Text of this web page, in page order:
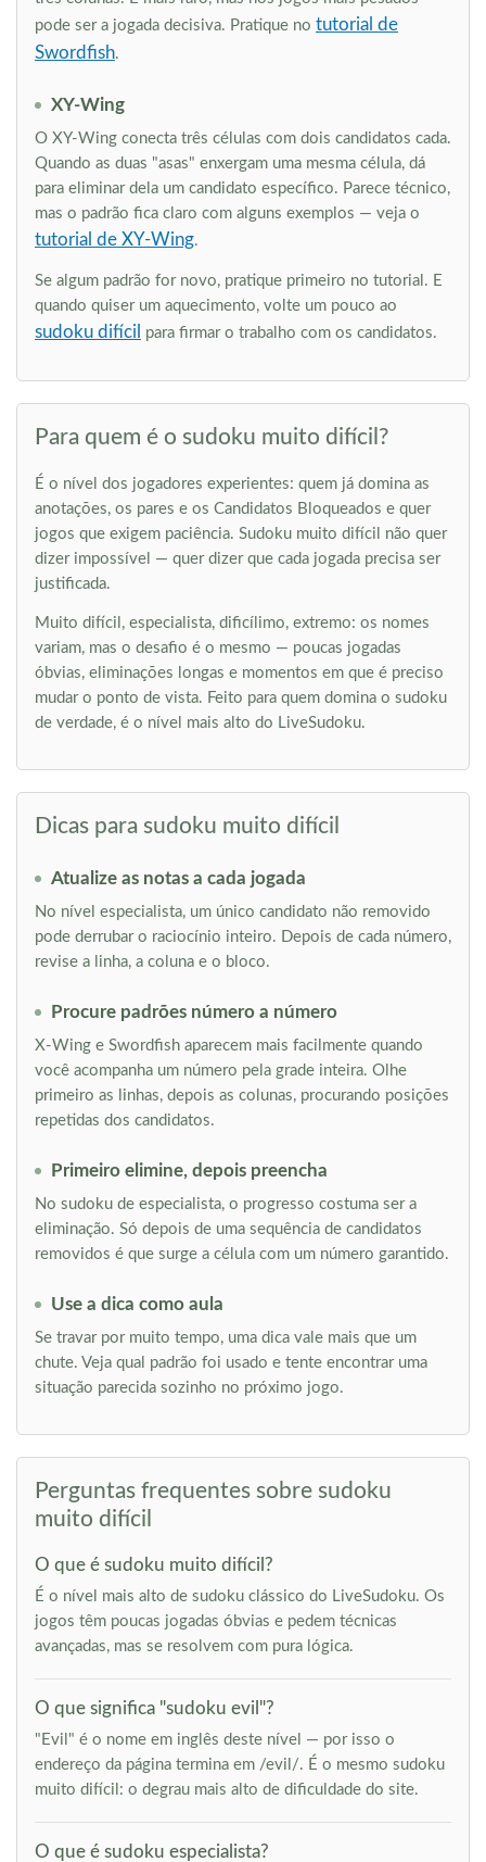
pode ser a jogada decisiva. Pratique no tutorial de
Swordfish.
XY-Wing
O XY-Wing conecta três células com dois candidatos cada.
Quando as duas "asas" enxergam uma mesma célula, dá
para eliminar dela um candidato específico. Parece técnico,
mas o padrão fica claro com alguns exemplos — veja o
tutorial de XY-Wing.
Se algum padrão for novo, pratique primeiro no tutorial. E
quando quiser um aquecimento, volte um pouco ao
sudoku difícil para firmar o trabalho com os candidatos.
Para quem é o sudoku muito difícil?
É o nível dos jogadores experientes: quem já domina as
anotações, os pares e os Candidatos Bloqueados e quer
jogos que exigem paciência. Sudoku muito difícil não quer
dizer impossível — quer dizer que cada jogada precisa ser
justificada.
Muito difícil, especialista, dificílimo, extremo: os nomes
variam, mas o desafio é o mesmo — poucas jogadas
óbvias, eliminações longas e momentos em que é preciso
mudar o ponto de vista. Feito para quem domina o sudoku
de verdade, é o nível mais alto do LiveSudoku.
Dicas para sudoku muito difícil
Atualize as notas a cada jogada
No nível especialista, um único candidato não removido
pode derrubar o raciocínio inteiro. Depois de cada número,
revise a linha, a coluna e o bloco.
Procure padrões número a número
X-Wing e Swordfish aparecem mais facilmente quando
você acompanha um número pela grade inteira. Olhe
primeiro as linhas, depois as colunas, procurando posições
repetidas dos candidatos.
Primeiro elimine, depois preencha
No sudoku de especialista, o progresso costuma ser a
eliminação. Só depois de uma sequência de candidatos
removidos é que surge a célula com um número garantido.
Use a dica como aula
Se travar por muito tempo, uma dica vale mais que um
chute. Veja qual padrão foi usado e tente encontrar uma
situação parecida sozinho no próximo jogo.
Perguntas frequentes sobre sudoku
muito difícil
O que é sudoku muito difícil?
É o nível mais alto de sudoku clássico do LiveSudoku. Os
jogos têm poucas jogadas óbvias e pedem técnicas
avançadas, mas se resolvem com pura lógica.
O que significa "sudoku evil"?
"Evil" é o nome em inglês deste nível — por isso o
endereço da página termina em /evil/. É o mesmo sudoku
muito difícil: o degrau mais alto de dificuldade do site.
O que é sudoku especialista?